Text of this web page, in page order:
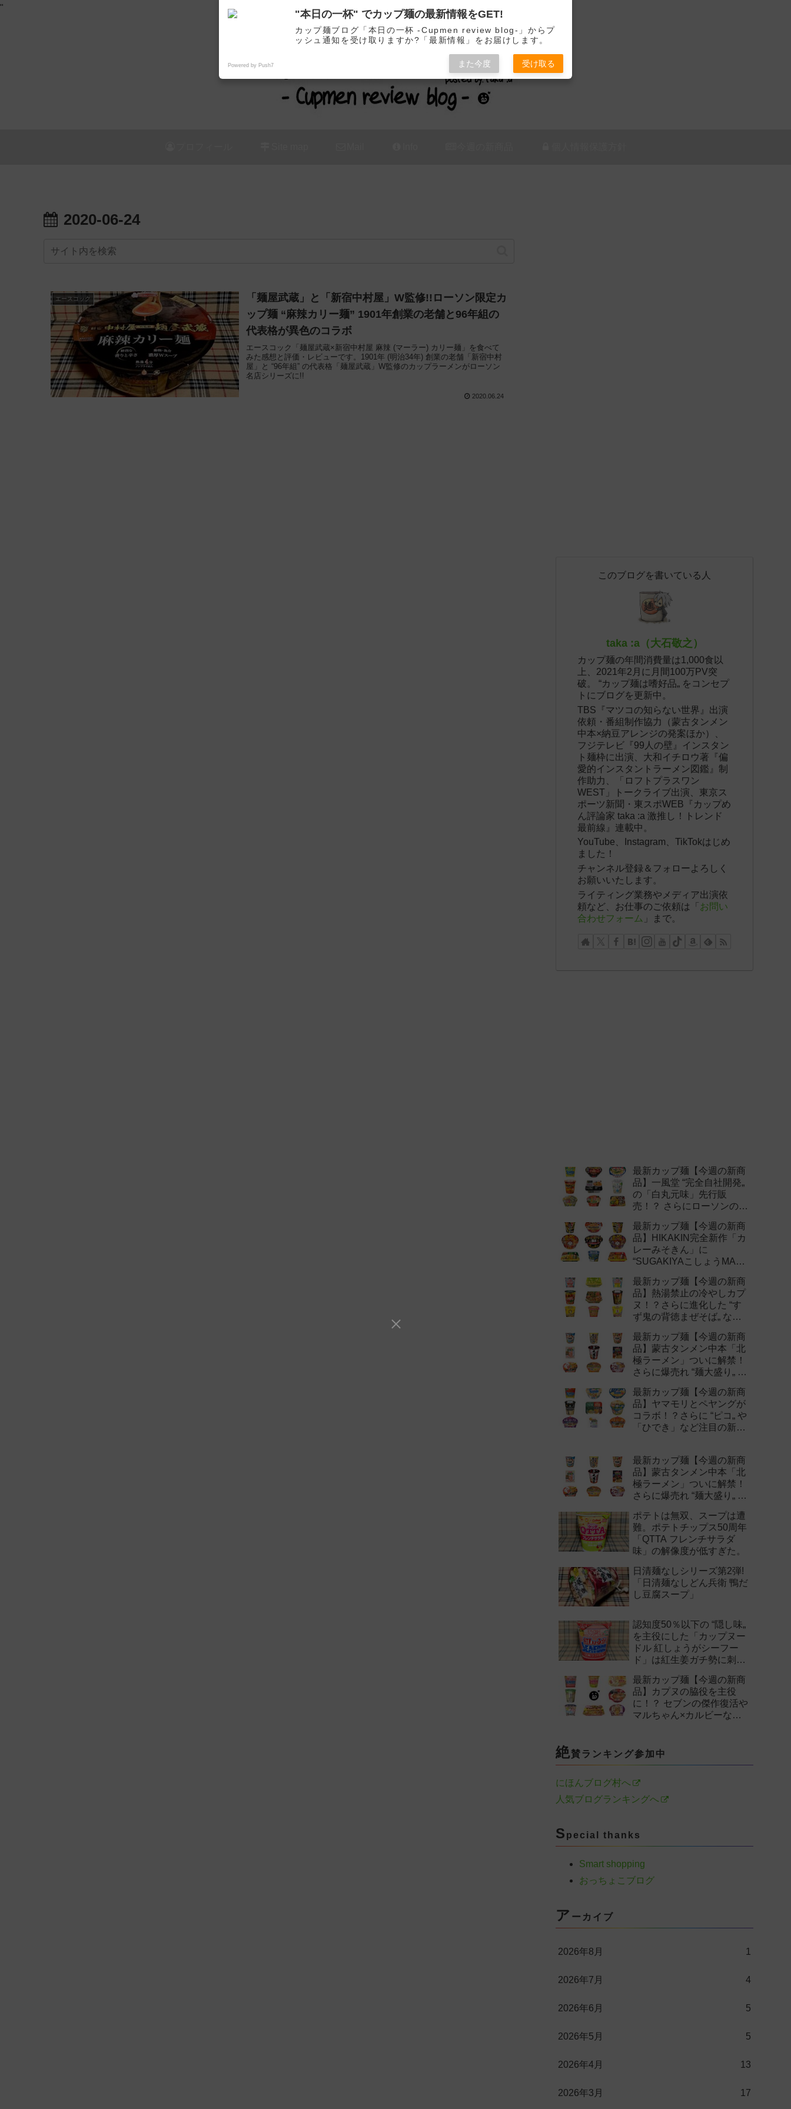
"
カップ麺の新商品をレビュー / アレンジするブログ
2020-06-24
エースコック
「麺屋武蔵」と「新宿中村屋」W監修!!ローソン限定カ
ップ麺 “麻辣カリー麺” 1901年創業の老舗と96年組の
代表格が異色のコラボ
エースコック「麺屋武蔵×新宿中村屋 麻辣 (マーラー) カリー麺」を食べて
みた感想と評価・レビューです。1901年 (明治34年) 創業の老舗「新宿中村
屋」と “96年組” の代表格「麺屋武蔵」W監修のカップラーメンがローソン
名店シリーズに!!
2020.06.24
このブログを書いている人
taka :a（大石敬之）
カップ麺の年間消費量は1,000食以
上、2021年2月に月間100万PV突
破。 “カップ麺は嗜好品„ をコンセプ
トにブログを更新中。
TBS『マツコの知らない世界』出演
依頼・番組制作協力（蒙古タンメン
中本×納豆アレンジの発案ほか）、
フジテレビ『99人の壁』インスタン
ト麺枠に出演、大和イチロウ著『偏
愛的インスタントラーメン図鑑』制
作助力、「ロフトプラスワン
WEST」トークライブ出演、東京ス
ポーツ新聞・東スポWEB『カップめ
ん評論家 taka :a 激推し！トレンド
最前線』連載中。
YouTube、Instagram、TikTokはじめ
ました！
チャンネル登録＆フォローよろしく
お願いいたします。
ライティング業務やメディア出演依
頼など、お仕事のご依頼は「 お問い
合わせフォーム 」まで。
最新カップ麺【今週の新商
品】一風堂 “完全自社開発„
の「白丸元味」先行販
売！？ さらにローソンの激
新作まとめ！
最新カップ麺【今週の新商
品】HIKAKIN完全新作「カ
レーみそきん」に
“SUGAKIYAこしょうMAX„
最新カップ麺【今週の新商
品】熱湯禁止の冷やしカプ
ヌ！？さらに進化した “す
ず鬼の背徳まぜそば„ など
最新カップ麺【今週の新商
品】蒙古タンメン中本「北
極ラーメン」ついに解禁！
さらに爆売れ “麺大盛り„ シ
作まとめ！
最新カップ麺【今週の新商
品】ヤマモリとペヤングが
コラボ！？さらに “ピコ„ や
「ひでき」など注目の新作
最新カップ麺【今週の新商
品】蒙古タンメン中本「北
極ラーメン」ついに解禁！
さらに爆売れ “麺大盛り„ シ
作まとめ！
ポテトは無双、スープは遭
難。ポテトチップス50周年
「QTTA フレンチサラダ
味」の解像度が低すぎた。
日清麺なしシリーズ第2弾!
「日清麺なしどん兵衛 鴨だ
し豆腐スープ」
認知度50％以下の “隠し味„
を主役にした「カップヌー
ドル 紅しょうがシーフー
ド」は紅生姜ガチ勢に刺さ
最新カップ麺【今週の新商
品】カプヌの脇役を主役
に！？ セブンの傑作復活や
マルちゃん×カルビーなど
絶賛ランキング参加中
にほんブログ村へ
人気ブログランキングへ
S pecial thanks
Smart shopping
おっちょこブログ
ア ーカイブ
2026年8月 1
2026年7月 4
2026年6月 5
2026年5月 5
2026年4月 13
2026年3月 17
"本日の一杯" でカップ麺の最新情報をGET!
カップ麺ブログ「本日の一杯 -Cupmen review blog-」からプ
ッシュ通知を受け取りますか?「最新情報」をお届けします。
Powered by Push7 また今度 受け取る